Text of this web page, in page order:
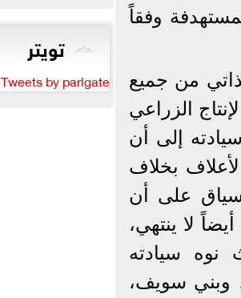
وفقاً
من جميع
الزراعي
إلى أن
من الأعلاف بخلاف
على أن
لا ينتهي،
نوه سيادته
وبني سويف،
تويتر
Tweets by parlgate